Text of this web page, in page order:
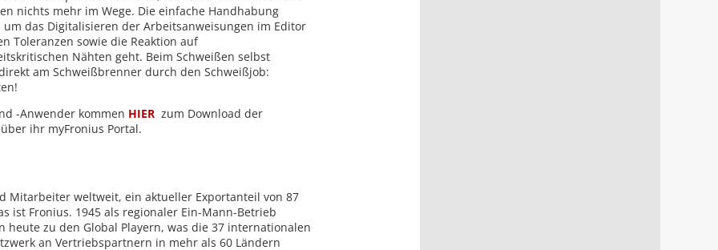
nichts mehr im Wege. Die einfache Handhabung
um das Digitalisieren der Arbeitsanweisungen im Editor
Toleranzen sowie die Reaktion auf
Nähten geht. Beim Schweißen selbst
am Schweißbrenner durch den Schweißjob:
-Anwender kommen HIER zum Download der
ihr myFronius Portal.
Mitarbeiter weltweit, ein aktueller Exportanteil von 87
ist Fronius. 1945 als regionaler Ein-Mann-Betrieb
heute zu den Global Playern, was die 37 internationalen
an Vertriebspartnern in mehr als 60 Ländern